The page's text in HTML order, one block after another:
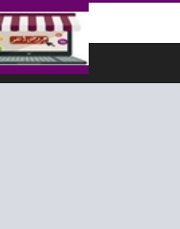
التخطي إلى المحتوى